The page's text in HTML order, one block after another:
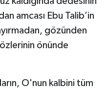
amcası Ebu Talib’in
gözünden
önünde
O'nun kalbini tüm